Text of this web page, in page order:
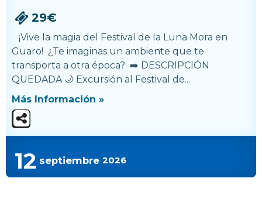
29€
¡Vive la magia del Festival de la Luna Mora en
Guaro! ¿Te imaginas un ambiente que te
transporta a otra época? ➡️ DESCRIPCIÓN
QUEDADA 🌙 Excursión al Festival de...
Más Información »
12 septiembre 2026